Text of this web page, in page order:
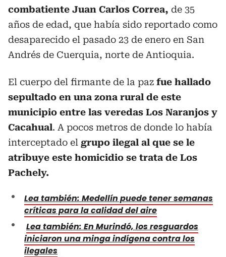
combatiente Juan Carlos Correa, de 35
años de edad, que había sido reportado como
desaparecido el pasado 23 de enero en San
Andrés de Cuerquia, norte de Antioquia.
El cuerpo del firmante de la paz fue hallado
sepultado en una zona rural de este
municipio entre las veredas Los Naranjos y
Cacahual. A pocos metros de donde lo había
interceptado el grupo ilegal al que se le
atribuye este homicidio se trata de Los
Pachely.
Lea también: Medellín puede tener semanas
críticas para la calidad del aire
Lea también: En Murindó, los resguardos
iniciaron una minga indígena contra los
ilegales